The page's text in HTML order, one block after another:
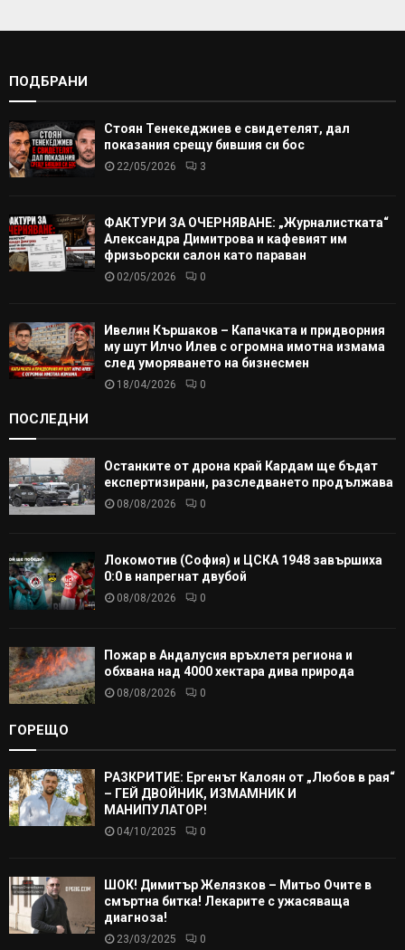
ПОДБРАНИ
Стоян Тенекеджиев е свидетелят, дал
показания срещу бившия си бос
22/05/2026 3
ФАКТУРИ ЗА ОЧЕРНЯВАНЕ: „Журналистката“
Александра Димитрова и кафевият им
фризьорски салон като параван
02/05/2026 0
Ивелин Кършаков – Капачката и придворния
му шут Илчо Илев с огромна имотна измама
след уморяването на бизнесмен
18/04/2026 0
ПОСЛЕДНИ
Останките от дрона край Кардам ще бъдат
експертизирани, разследването продължава
08/08/2026 0
Локомотив (София) и ЦСКА 1948 завършиха
0:0 в напрегнат двубой
08/08/2026 0
Пожар в Андалусия връхлетя региона и
обхвана над 4000 хектара дива природа
08/08/2026 0
ГОРЕЩО
РАЗКРИТИЕ: Ергенът Калоян от „Любов в рая“
– ГЕЙ ДВОЙНИК, ИЗМАМНИК И
МАНИПУЛАТОР!
04/10/2025 0
ШОК! Димитър Желязков – Митьо Очите в
смъртна битка! Лекарите с ужасяваща
диагноза!
23/03/2025 0